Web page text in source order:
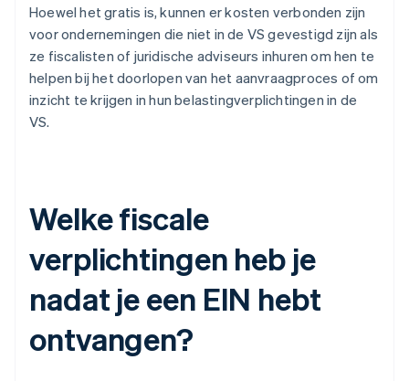
Hoewel het gratis is, kunnen er kosten verbonden zijn
voor ondernemingen die niet in de VS gevestigd zijn als
ze fiscalisten of juridische adviseurs inhuren om hen te
helpen bij het doorlopen van het aanvraagproces of om
inzicht te krijgen in hun belastingverplichtingen in de
VS.
Welke fiscale
verplichtingen heb je
nadat je een EIN hebt
ontvangen?